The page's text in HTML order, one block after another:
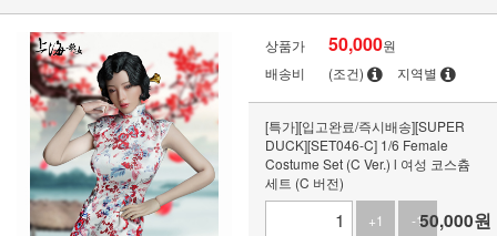
상품가 50,000원
배송비
(조건) 지역별
[특가][입고완료/즉시배송][SUPER
DUCK][SET046-C] 1/6 Female
Costume Set (C Ver.) l 여성 코스츔
세트 (C 버전)
+1
-150,000원